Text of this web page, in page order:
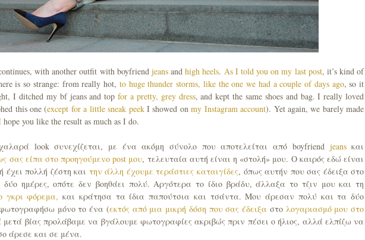
with another outfit with boyfriend jeansandhigh heels. As I told you on my last post, it’s kind of
is so strange: from really hot, to huge thunder storms, like the one we had a couple of days ago, so it
I ditched my bf jeans and topfor a pretty, grey dress, and kept the same shoes and bag. I really loved
this one (except for a little sneak peekI showed onmy Instagram account). Yet again, we barely made
you like the result as much as I do.
look συνεχίζεται, με ένα ακόμη σύνολο που αποτελείται από boyfriend jeansκαι
σας είπα στο προηγούμενο post μου, τελευταία αυτή είναι η «στολή» μου. Ο καιρός εδώ είναι
έχει πολλή ζέστη και την άλλη έχουμε τεράστιες καταιγίδες, όπως αυτήν που σας έδειξα στο
ημέρες, οπότε δεν βοηθάει πολύ. Αργότερα το ίδιο βράδυ, άλλαξα το τζιν μου και τη
γκρι φόρεμα, και κράτησα τα ίδια παπούτσια και τσάντα. Μου άρεσαν πολύ και τα δύο
μόνο το ένα (εκτός από μια μικρή δόση που σας έδειξα στο λογαριασμό μου στο
βίας προλάβαμε να βγάλουμε φωτογραφίες ακριβώς πριν πέσει ο ήλιος, αλλά ελπίζω να
άρεσε και σε μένα.